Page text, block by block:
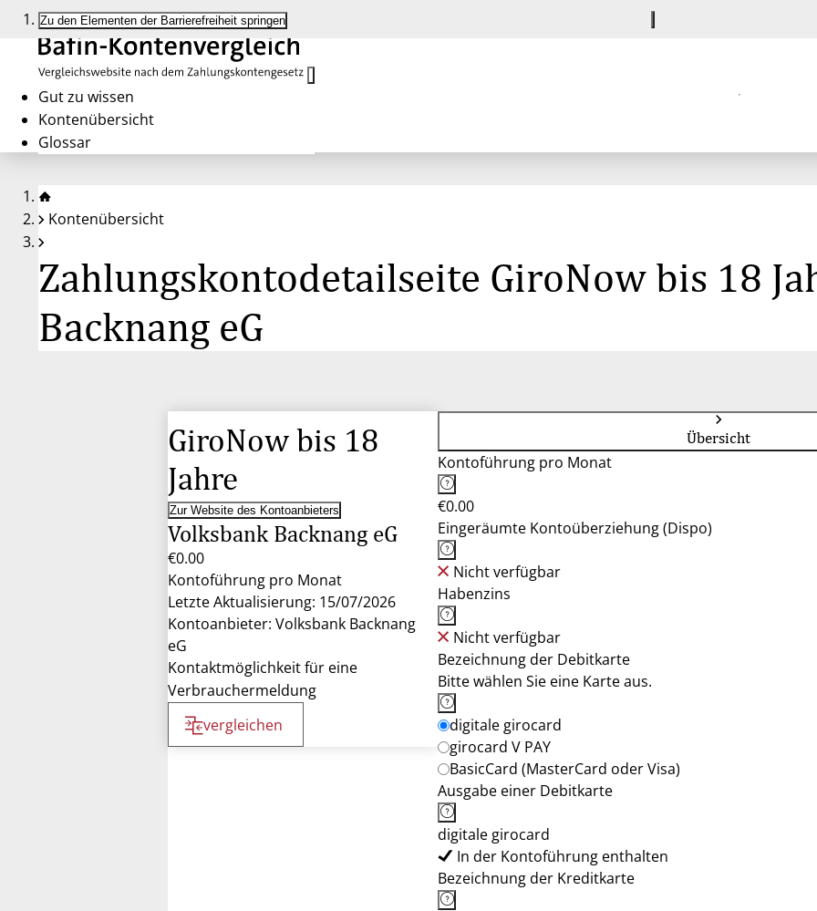
Zu den Elementen der Barrierefreiheit springen
Gut zu wissen
Kontenübersicht
Glossar
Kontenübersicht
Zahlungskontodetailseite GiroNow bis 18
Backnang eG
GiroNow bis 18
Jahre
Zur Website des Kontoanbieters
Volksbank Backnang eG
€0.00
Kontoführung pro Monat
Letzte Aktualisierung: 15/07/2026
Kontoanbieter: Volksbank Backnang
eG
Kontaktmöglichkeit für eine
Verbrauchermeldung
vergleichen
Übersicht
Kontoführung pro Monat
€0.00
Eingeräumte Kontoüberziehung (Dispo)
Nicht verfügbar
Habenzins
Nicht verfügbar
Bezeichnung der Debitkarte
Bitte wählen Sie eine Karte aus.
digitale girocard
girocard V PAY
BasicCard (MasterCard oder Visa)
Ausgabe einer Debitkarte
digitale girocard
In der Kontoführung enthalten
Bezeichnung der Kreditkarte